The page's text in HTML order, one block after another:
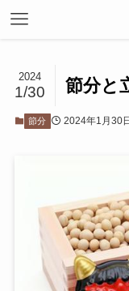
節分と
2024
1/30
節分 2024年1月30日